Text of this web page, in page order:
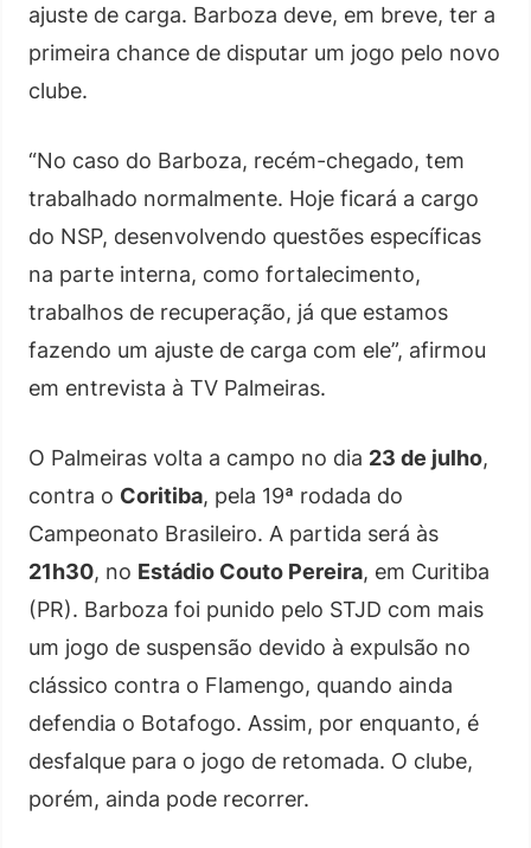
ajuste de carga. Barboza deve, em breve, ter a
primeira chance de disputar um jogo pelo novo
clube.
“No caso do Barboza, recém-chegado, tem
trabalhado normalmente. Hoje ficará a cargo
do NSP, desenvolvendo questões específicas
na parte interna, como fortalecimento,
trabalhos de recuperação, já que estamos
fazendo um ajuste de carga com ele”, afirmou
em entrevista à TV Palmeiras.
O Palmeiras volta a campo no dia 23 de julho,
contra o Coritiba, pela 19ª rodada do
Campeonato Brasileiro. A partida será às
21h30, no Estádio Couto Pereira, em Curitiba
(PR). Barboza foi punido pelo STJD com mais
um jogo de suspensão devido à expulsão no
clássico contra o Flamengo, quando ainda
defendia o Botafogo. Assim, por enquanto, é
desfalque para o jogo de retomada. O clube,
porém, ainda pode recorrer.